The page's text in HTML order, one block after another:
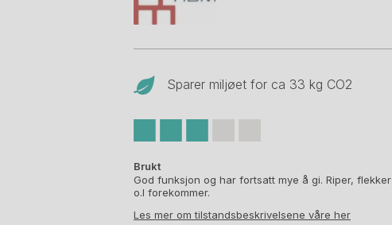
Sparer miljøet for ca 33 kg CO2
Brukt
God funksjon og har fortsatt mye å gi. Riper, flekker
o.l forekommer.
Les mer om tilstandsbeskrivelsene våre her